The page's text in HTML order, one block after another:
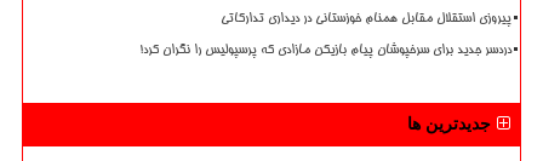
پیروزی استقلال مقابل همنام خوزستانی در دیداری تدارکاتی
دردسر جدید برای سرخپوشان پیام بازیکن مازادی که پرسپولیس را نگران کرد!
جدیدترین ها